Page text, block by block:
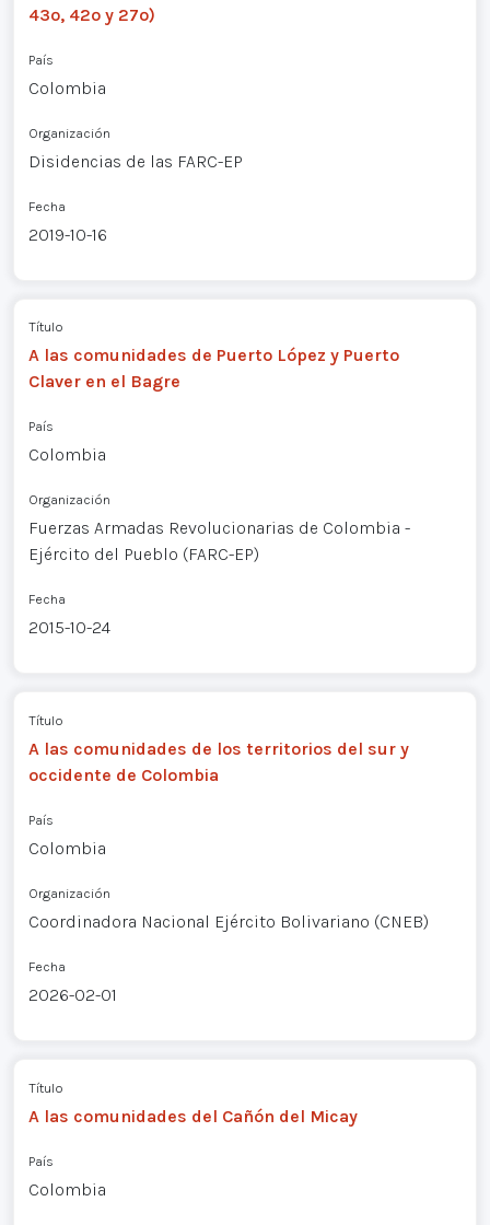
43º, 42º y 27º)
País
Colombia
Organización
Disidencias de las FARC-EP
Fecha
2019-10-16
Título
A las comunidades de Puerto López y Puerto
Claver en el Bagre
País
Colombia
Organización
Fuerzas Armadas Revolucionarias de Colombia -
Ejército del Pueblo (FARC-EP)
Fecha
2015-10-24
Título
A las comunidades de los territorios del sur y
occidente de Colombia
País
Colombia
Organización
Coordinadora Nacional Ejército Bolivariano (CNEB)
Fecha
2026-02-01
Título
A las comunidades del Cañón del Micay
País
Colombia